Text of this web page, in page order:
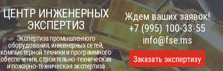
Skip
to
content
ЦЕНТР ИНЖЕНЕРНЫХ
ЭКСПЕРТИЗ
Экспертиза промышленного
оборудования, инженерных сетей,
компьютерной техники и программного
обеспечения, строительно-техническая
и пожарно-техническая экспертиза
Ждем ваших заявок!
+7 (995) 100-33-55
info@fse.ms
Заказать экспертизу